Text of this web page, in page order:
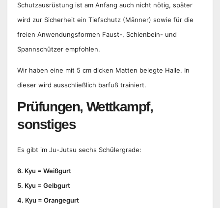
Schutzausrüstung ist am Anfang auch nicht nötig, später
wird zur Sicherheit ein Tiefschutz (Männer) sowie für die
freien Anwendungsformen Faust-, Schienbein- und
Spannschützer empfohlen.
Wir haben eine mit 5 cm dicken Matten belegte Halle. In
dieser wird ausschließlich barfuß trainiert.
Prüfungen, Wettkampf,
sonstiges
Es gibt im Ju-Jutsu sechs Schülergrade:
6. Kyu = Weißgurt
5. Kyu = Gelbgurt
4. Kyu = Orangegurt